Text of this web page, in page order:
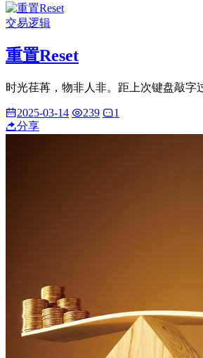
交易逻辑
重置Reset
时光荏苒，物非人非。距上次键盘敲字
2025-03-14 239
1
分享